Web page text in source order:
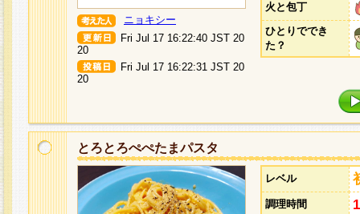
ニョキシー
Fri Jul 17 16:22:40 JST 20
20
Fri Jul 17 16:22:31 JST 20
20
火と包丁
ひとりででき
た？
とろとろぺぺたまパスタ
レベル
調理時間